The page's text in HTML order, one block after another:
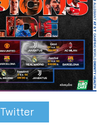
Twitter